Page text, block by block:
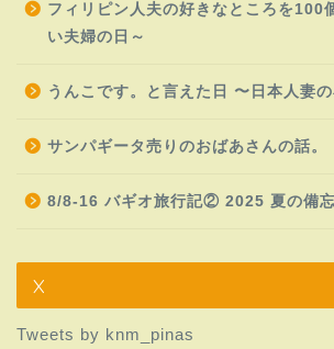
フィリピン人夫の好きなところを100
い夫婦の日～
うんこです。と言えた日 〜日本人妻
サンパギータ売りのおばあさんの話。
8/8-16 バギオ旅行記② 2025 夏の備
X
Tweets by knm_pinas